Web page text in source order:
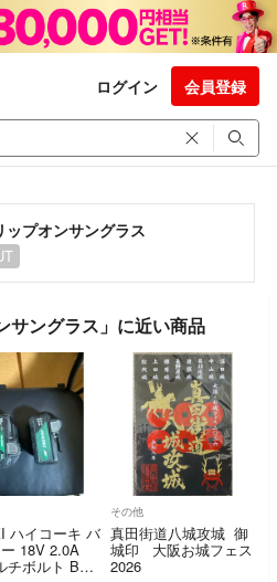
ログイン 会員登録
プオンサングラス
ングラス」に近い商品
ハイコーキ バ
18V 2.0A
チボルト BSL
その他
真田街道八城攻城 御
城印 大阪お城フェス
2026